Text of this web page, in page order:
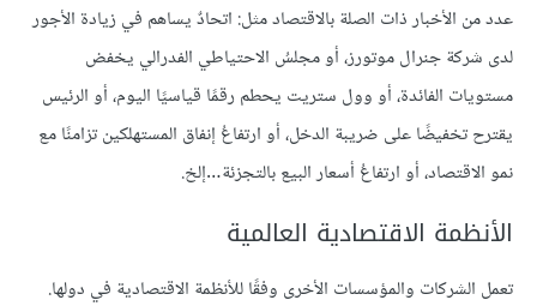
عدد من الأخبار ذات الصلة بالاقتصاد مثل: اتحادٌ يساهم في زيادة الأجور
لدى شركة جنرال موتورز، أو مجلسُ الاحتياطي الفدرالي يخفض
مستويات الفائدة، أو وول ستريت يحطم رقمًا قياسيًا اليوم، أو الرئيس
يقترح تخفيضًا على ضريبة الدخل، أو ارتفاعُ إنفاق المستهلكين تزامنًا مع
نمو الاقتصاد، أو ارتفاعُ أسعار البيع بالتجزئة…إلخ.
الأنظمة الاقتصادية العالمية
تعمل الشركات والمؤسسات الأخرى وفقًا للأنظمة الاقتصادية في دولها.